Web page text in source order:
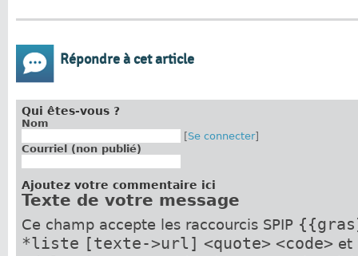
Répondre à cet article
Qui êtes-vous ?
Nom
[Se connecter]
Courriel (non publié)
Ajoutez votre commentaire ici
Texte de votre message
Ce champ accepte les raccourcis SPIP
*liste [texte->url] <quote> <code>et